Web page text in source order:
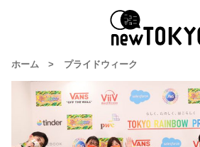
ホーム > プライドウィーク